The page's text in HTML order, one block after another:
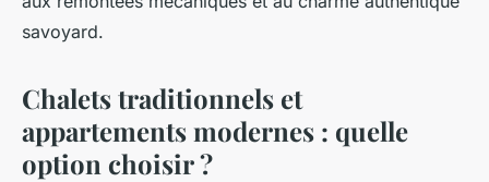
savoyard.
Chalets traditionnels et
appartements modernes : quelle
option choisir ?